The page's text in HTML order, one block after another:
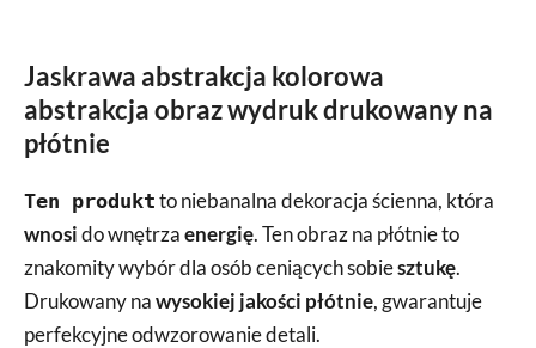
Jaskrawa abstrakcja kolorowa
abstrakcja obraz wydruk drukowany na
płótnie
Ten produkt to niebanalna dekoracja ścienna, która
wnosido wnętrzaenergię. Ten obraz na płótnie to
znakomity wybór dla osób ceniących sobiesztukę.
Drukowany nawysokiej jakości płótnie, gwarantuje
perfekcyjne odwzorowanie detali.